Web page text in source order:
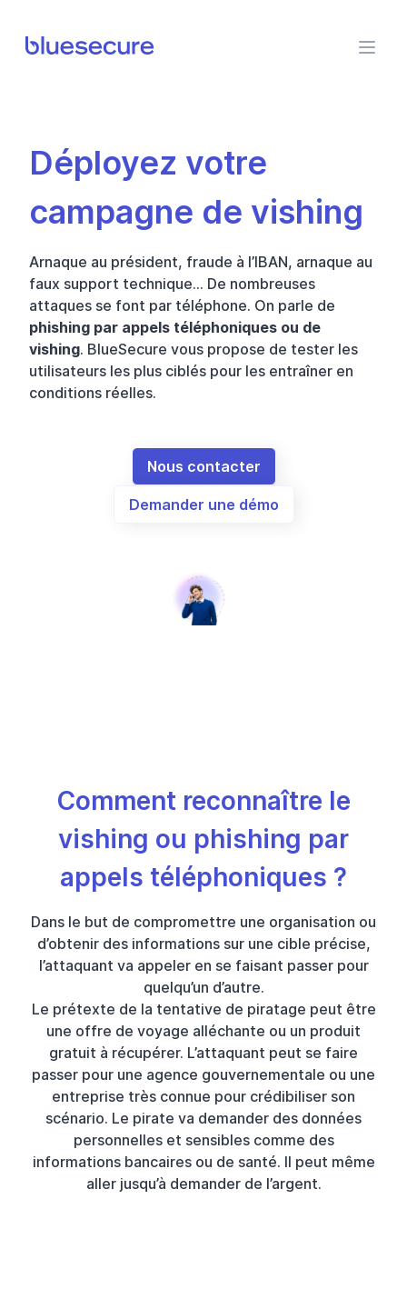
BlueSecure
Déployez votre
campagne de vishing
Arnaque au président, fraude à l’IBAN, arnaque au
faux support technique… De nombreuses
attaques se font par téléphone. On parle de
phishing par appels téléphoniques ou de
vishing. BlueSecure vous propose de tester les
utilisateurs les plus ciblés pour les entraîner en
conditions réelles.
Nous contacter
Demander une démo
Comment reconnaître le
vishing ou phishing par
appels téléphoniques ?
Dans le but de compromettre une organisation ou
d’obtenir des informations sur une cible précise,
l’attaquant va appeler en se faisant passer pour
quelqu’un d’autre.
Le prétexte de la tentative de piratage peut être
une offre de voyage alléchante ou un produit
gratuit à récupérer. L’attaquant peut se faire
passer pour une agence gouvernementale ou une
entreprise très connue pour crédibiliser son
scénario. Le pirate va demander des données
personnelles et sensibles comme des
informations bancaires ou de santé. Il peut même
aller jusqu’à demander de l’argent.